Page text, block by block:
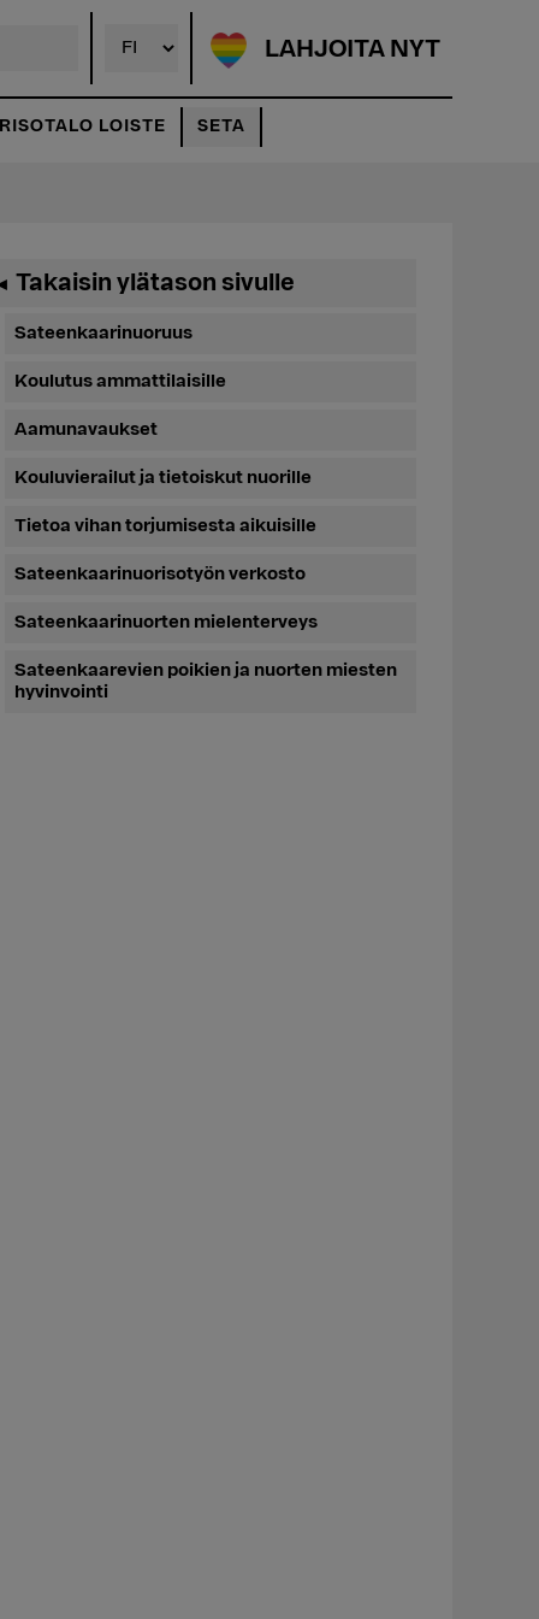
LAHJOITA NYT
LOISTE SETA
Takaisin ylätason sivulle
Sateenkaarinuoruus
Koulutus ammattilaisille
Aamunavaukset
Kouluvierailut ja tietoiskut nuorille
Tietoa vihan torjumisesta aikuisille
Sateenkaarinuorisotyön verkosto
Sateenkaarinuorten mielenterveys
Sateenkaarevien poikien ja nuorten miesten
hyvinvointi